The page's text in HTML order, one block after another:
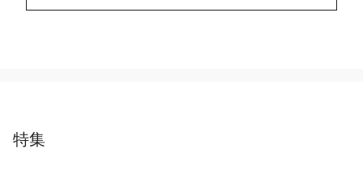
特集